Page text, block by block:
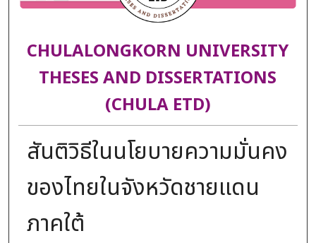
CHULALONGKORN UNIVERSITY
THESES AND DISSERTATIONS
(CHULA ETD)
สันติวิธีในนโยบายความมั่นคง
ของไทยในจังหวัดชายแดน
ภาคใต้